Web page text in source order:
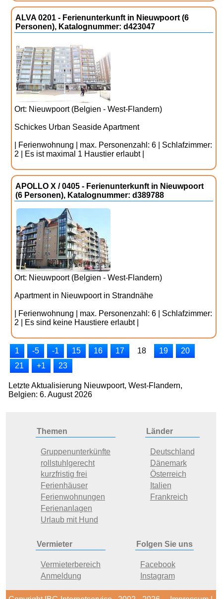
ALVA 0201 - Ferienunterkunft in Nieuwpoort (6
Personen), Katalognummer: d423047
Ort: Nieuwpoort (Belgien - West-Flandern)
Schickes Urban Seaside Apartment
| Ferienwohnung | max. Personenzahl: 6 | Schlafzimmer:
2 | Es ist maximal 1 Haustier erlaubt |
APOLLO X / 0405 - Ferienunterkunft in Nieuwpoort
(6 Personen), Katalognummer: d389788
Ort: Nieuwpoort (Belgien - West-Flandern)
Apartment in Nieuwpoort in Strandnähe
| Ferienwohnung | max. Personenzahl: 6 | Schlafzimmer:
2 | Es sind keine Haustiere erlaubt |
1 -5 -1 15 16 17 18 19
20
21
+1 23
Letzte Aktualisierung Nieuwpoort, West-Flandern,
Belgien: 6. August 2026
Themen
Gruppenunterkünfte
rollstuhlgerecht
kurzfristig frei
Ferienhäuser
Ferienwohnungen
Ferienanlagen
Urlaub mit Hund
Länder
Deutschland
Dänemark
Österreich
Italien
Frankreich
Vermieter
Vermieterbereich
Anmeldung
Folgen Sie uns
Facebook
Instagram